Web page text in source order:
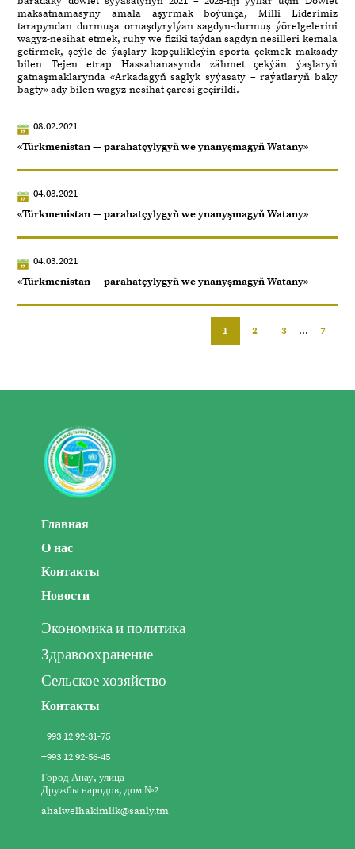
maksatnamasyny amala aşyrmak boýunça, Milli Liderimiz
tarapyndan durmuşa ornaşdyrylýan sagdyn-durmuş ýörelgelerini
wagyz-nesihat etmek, ruhy we fiziki taýdan sagdyn nesilleri kemala
getirmek, şeýle-de ýaşlary köpçülikleýin sporta çekmek maksady
bilen Tejen etrap Hassahanasynda zähmet çekýän ýaşlaryň
gatnaşmaklarynda «Arkadagyň saglyk syýasaty – raýatlaryň baky
bagty» ady bilen wagyz-nesihat çäresi geçirildi.
08.02.2021
«Türkmenistan — parahatçylygyň we ynanyşmagyň Watany»
04.03.2021
«Türkmenistan — parahatçylygyň we ynanyşmagyň Watany»
04.03.2021
«Türkmenistan — parahatçylygyň we ynanyşmagyň Watany»
1 2 3 ... 7
Главная
О нас
Контакты
Новости
Экономика и политика
Здравоохранение
Сельское хозяйство
Контакты
+993 12 92-31-75
+993 12 92-56-45
Город Анау, улица
Дружбы народов, дом №2
ahalwelhakimlik@sanly.tm